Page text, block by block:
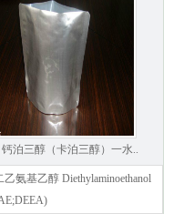
钙泊三醇（卡泊三醇）一水..